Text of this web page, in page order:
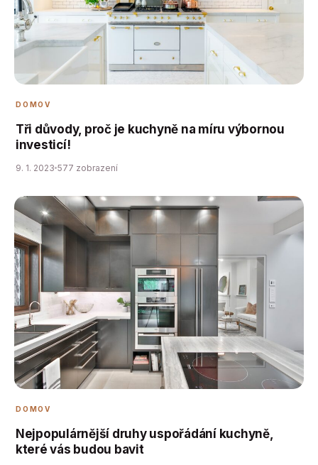
DOMOV
Tři důvody, proč je kuchyně na míru výbornou
investicí!
9. 1. 2023 577 zobrazení
DOMOV
Nejpopulárnější druhy uspořádání kuchyně,
které vás budou bavit